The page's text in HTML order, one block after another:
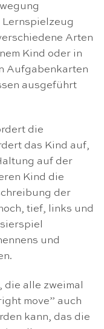
Arten
Kind oder in
Aufgabenkarten
ausgeführt
die
das Kind auf,
auf der
Kind die
der
tief, links und
und
die alle zweimal
move” auch
kann, das die